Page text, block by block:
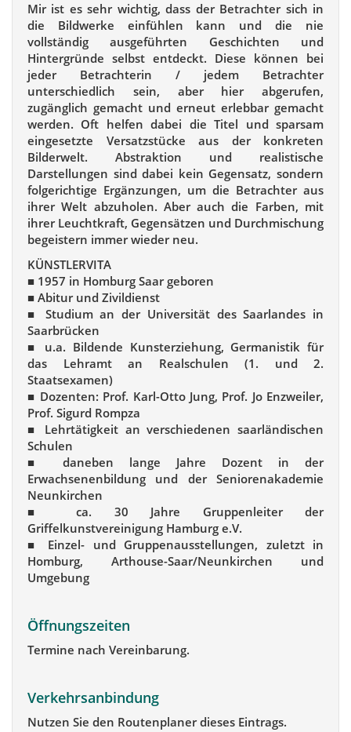
Mir ist es sehr wichtig, dass der Betrachter sich in
die Bildwerke einfühlen kann und die nie
vollständig ausgeführten Geschichten und
Hintergründe selbst entdeckt. Diese können bei
jeder Betrachterin / jedem Betrachter
unterschiedlich sein, aber hier abgerufen,
zugänglich gemacht und erneut erlebbar gemacht
werden. Oft helfen dabei die Titel und sparsam
eingesetzte Versatzstücke aus der konkreten
Bilderwelt. Abstraktion und realistische
Darstellungen sind dabei kein Gegensatz, sondern
folgerichtige Ergänzungen, um die Betrachter aus
ihrer Welt abzuholen. Aber auch die Farben, mit
ihrer Leuchtkraft, Gegensätzen und Durchmischung
begeistern immer wieder neu.
KÜNSTLERVITA
■ 1957 in Homburg Saar geboren
■ Abitur und Zivildienst
■ Studium an der Universität des Saarlandes in
Saarbrücken
■ u.a. Bildende Kunsterziehung, Germanistik für
das Lehramt an Realschulen (1. und 2.
Staatsexamen)
■ Dozenten: Prof. Karl-Otto Jung, Prof. Jo Enzweiler,
Prof. Sigurd Rompza
■ Lehrtätigkeit an verschiedenen saarländischen
Schulen
■ daneben lange Jahre Dozent in der
Erwachsenenbildung und der Seniorenakademie
Neunkirchen
■ ca. 30 Jahre Gruppenleiter der
Griffelkunstvereinigung Hamburg e.V.
■ Einzel- und Gruppenausstellungen, zuletzt in
Homburg, Arthouse-Saar/Neunkirchen und
Umgebung
Öffnungszeiten
Termine nach Vereinbarung.
Verkehrsanbindung
Nutzen Sie den Routenplaner dieses Eintrags.